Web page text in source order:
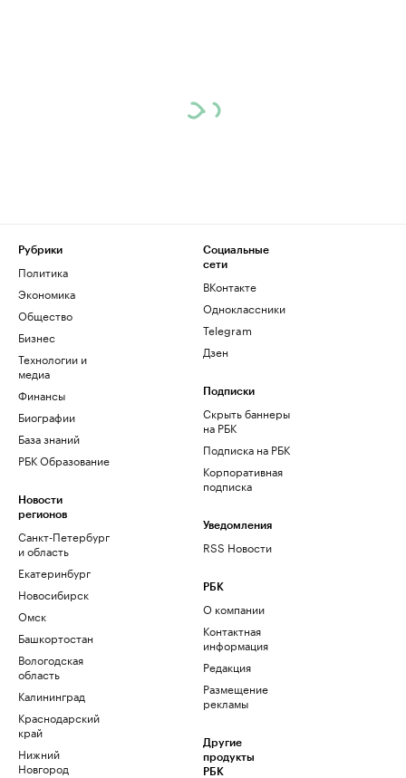
Рубрики
Политика
Экономика
Общество
Бизнес
Технологии и
медиа
Финансы
Биографии
База знаний
РБК Образование
Новости
регионов
Санкт-Петербург
и область
Екатеринбург
Новосибирск
Омск
Башкортостан
Вологодская
область
Калининград
Краснодарский
край
Нижний
Новгород
Социальные
сети
ВКонтакте
Одноклассники
Telegram
Дзен
Подписки
Скрыть баннеры
на РБК
Подписка на РБК
Корпоративная
подписка
Уведомления
RSS Новости
РБК
О компании
Контактная
информация
Редакция
Размещение
рекламы
Другие
продукты
РБК